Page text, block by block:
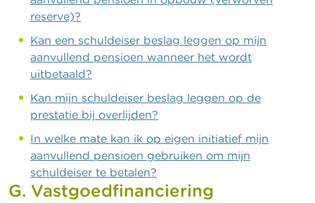
reserve)?
Kan een schuldeiser beslag leggen op mijn
aanvullend pensioen wanneer het wordt
uitbetaald?
Kan mijn schuldeiser beslag leggen op de
prestatie bij overlijden?
In welke mate kan ik op eigen initiatief mijn
aanvullend pensioen gebruiken om mijn
schuldeiser te betalen?
G. Vastgoedfinanciering